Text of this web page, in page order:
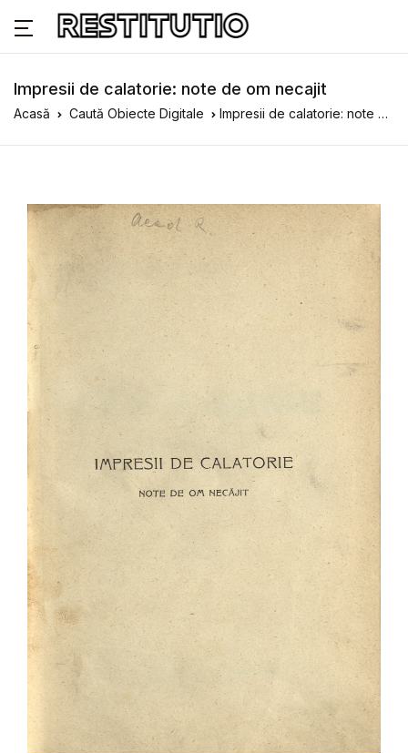
Impresii de calatorie: note de om necajit
Acasă Caută Obiecte Digitale Impresii de calatorie: note de om necajit